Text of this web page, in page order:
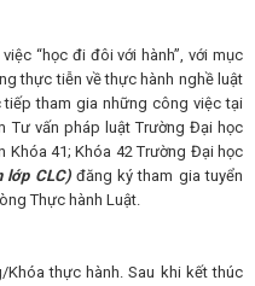
“học đi đôi với hành”, với mục
thực tiễn về thực hành nghề luật
tham gia những công việc tại
Tư vấn pháp luật Trường Đại học
Khóa 41; Khóa 42 Trường Đại học
lớp CLC)đăng ký tham gia tuyển
Thực hành Luật.
Khóa thực hành. Sau khi kết thúc